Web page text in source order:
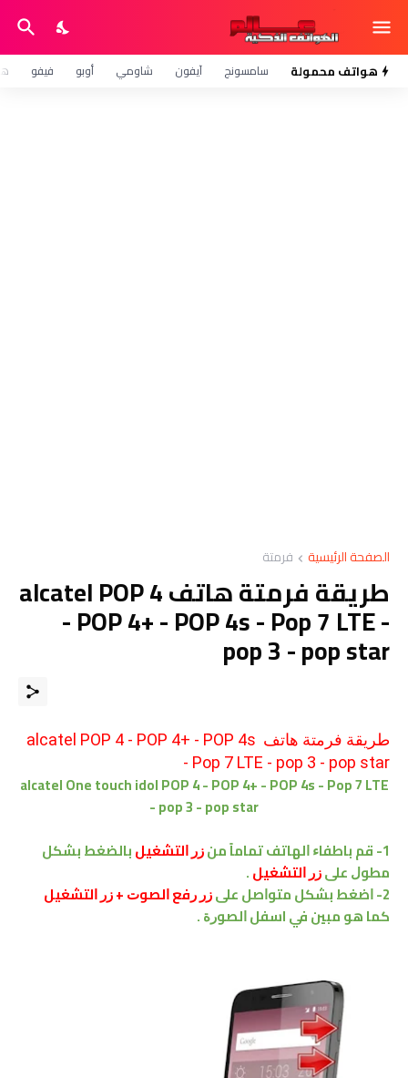
هواتف محمولة سامسونج آيفون شاومي أوبو فيفو
الصفحة الرئيسية فرمتة
طريقة فرمتة هاتف alcatel POP 4
- POP 4+ - POP 4s - Pop 7 LTE -
pop 3 - pop star
طريقة فرمتة هاتف alcatel POP 4 - POP 4+ - POP 4s
- Pop 7 LTE - pop 3 - pop star
alcatel One touch idol POP 4 - POP 4+ - POP 4s - Pop 7 LTE
- pop 3 - pop star
1- ﻗﻢ ﺑﺎﻃﻔﺎﺀ ﺍﻟﻬﺎﺗﻒ ﺗﻤﺎﻣﺎً ﻣﻦ
ﺯﺭ ﺍﻟﺘﺸﻐﻴﻞﺑﺎﻟﻀﻐﻂ ﺑﺸﻜﻞ
ﻣﻄﻮﻝ ﻋﻠﻰﺯﺭ ﺍﻟﺘﺸﻐﻴﻞ.
2- ﺍﺿﻐﻂ ﺑﺸﻜﻞ ﻣﺘﻮﺍﺻﻞ ﻋﻠﻰ
ﺯﺭ ﺭﻓﻊ ﺍﻟﺼﻮﺕ + ﺯﺭ ﺍﻟﺘﺸﻐﻴﻞ
ﻛﻤﺎ هو مبين في اسفل ﺍﻟﺼﻮﺭﺓ .